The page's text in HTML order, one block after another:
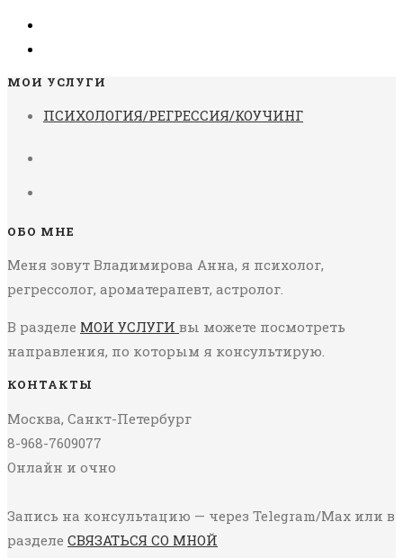
МОИ УСЛУГИ
ПСИХОЛОГИЯ/РЕГРЕССИЯ/КОУЧИНГ
ОБО МНЕ
Меня зовут Владимирова Анна, я психолог,
регрессолог, ароматерапевт, астролог.
В разделе МОИ УСЛУГИ вы можете посмотреть
направления, по которым я консультирую.
КОНТАКТЫ
Москва, Санкт-Петербург
8-968-7609077
Онлайн и очно
Запись на консультацию — через Telegram/Max или в
разделе СВЯЗАТЬСЯ СО МНОЙ